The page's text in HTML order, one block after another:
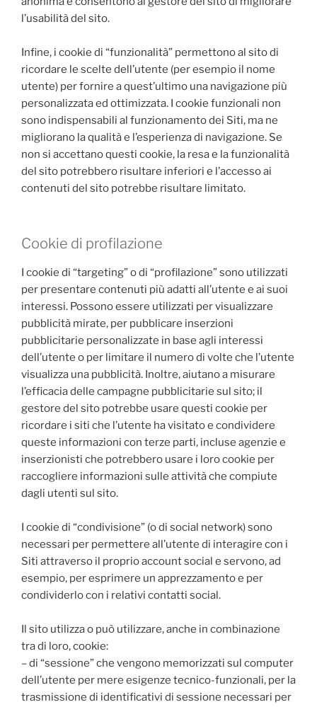
l’usabilità del sito.
Infine, i cookie di “funzionalità” permettono al sito di
ricordare le scelte dell’utente (per esempio il nome
utente) per fornire a quest’ultimo una navigazione più
personalizzata ed ottimizzata. I cookie funzionali non
sono indispensabili al funzionamento dei Siti, ma ne
migliorano la qualità e l’esperienza di navigazione. Se
non si accettano questi cookie, la resa e la funzionalità
del sito potrebbero risultare inferiori e l’accesso ai
contenuti del sito potrebbe risultare limitato.
Cookie di profilazione
I cookie di “targeting” o di “profilazione” sono utilizzati
per presentare contenuti più adatti all’utente e ai suoi
interessi. Possono essere utilizzati per visualizzare
pubblicità mirate, per pubblicare inserzioni
pubblicitarie personalizzate in base agli interessi
dell’utente o per limitare il numero di volte che l’utente
visualizza una pubblicità. Inoltre, aiutano a misurare
l’efficacia delle campagne pubblicitarie sul sito; il
gestore del sito potrebbe usare questi cookie per
ricordare i siti che l’utente ha visitato e condividere
queste informazioni con terze parti, incluse agenzie e
inserzionisti che potrebbero usare i loro cookie per
raccogliere informazioni sulle attività che compiute
dagli utenti sul sito.
I cookie di “condivisione” (o di social network) sono
necessari per permettere all’utente di interagire con i
Siti attraverso il proprio account social e servono, ad
esempio, per esprimere un apprezzamento e per
condividerlo con i relativi contatti social.
Il sito utilizza o può utilizzare, anche in combinazione
tra di loro, cookie:
– di “sessione” che vengono memorizzati sul computer
dell’utente per mere esigenze tecnico-funzionali, per la
trasmissione di identificativi di sessione necessari per